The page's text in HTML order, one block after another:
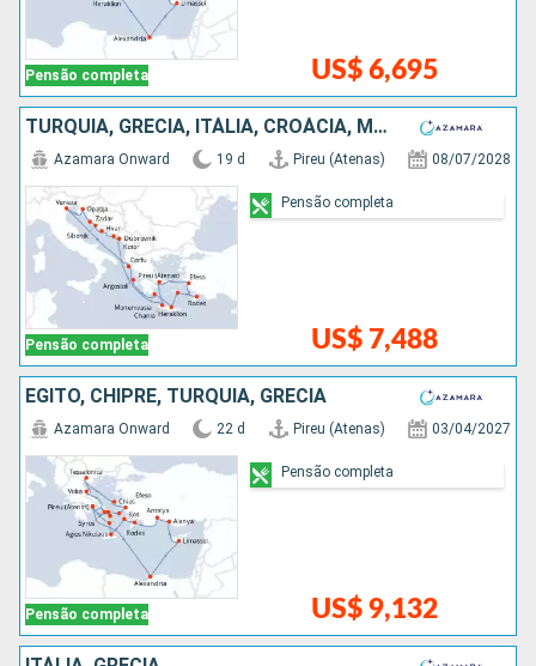
Pensão completa US$ 6,695
TURQUIA, GRÉCIA, ITÁLIA, CROÁCIA, MONTENEGRO
Pensão completa
Azamara Onward 19 d Pireu (Atenas) 08/07/2028
US$ 7,488
Pensão completa
EGITO, CHIPRE, TURQUIA, GRÉCIA
Pensão completa
Azamara Onward 22 d Pireu (Atenas) 03/04/2027
US$ 9,132
Pensão completa